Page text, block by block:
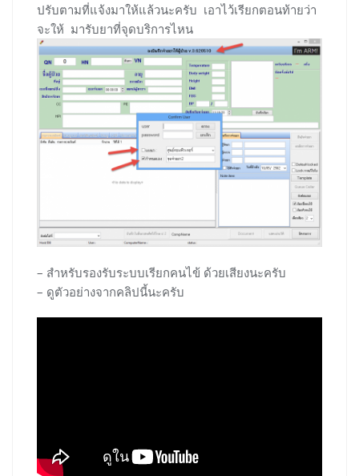
ปรับตามที่แจ้งมาให้แล้วนะครับ เอาไว้เรียกตอนท้ายว่า
จะให้ มารับยาที่จุดบริการไหน
– สำหรับรองรับระบบเรียกคนไข้ ด้วยเสียงนะครับ
– ดูตัวอย่างจากคลิปนี้นะครับ